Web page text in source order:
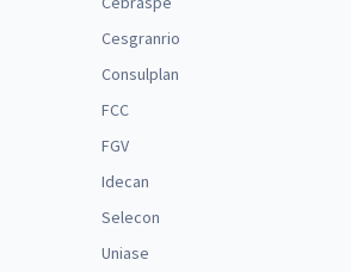
Cesgranrio
Consulplan
FCC
FGV
Idecan
Selecon
Uniase